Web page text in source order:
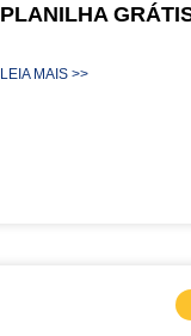
PLANILHA
LEIA MAIS >>